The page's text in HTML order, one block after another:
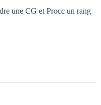
une CG et Procc un rang